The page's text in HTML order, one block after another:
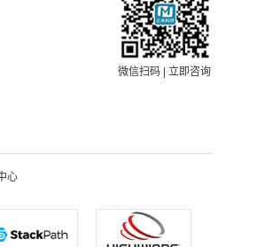
微信扫码 | 立即咨询
心